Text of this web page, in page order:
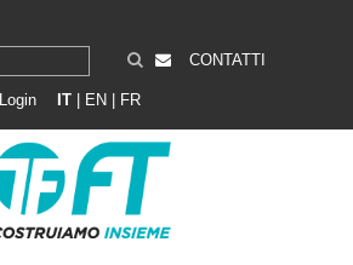
CONTATTI
Login IT EN FR